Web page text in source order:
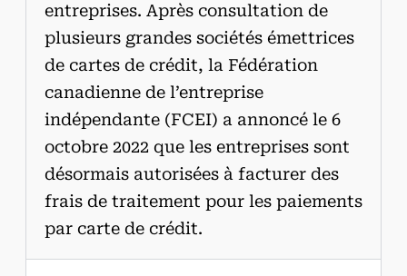
entreprises. Après consultation de
plusieurs grandes sociétés émettrices
de cartes de crédit, la Fédération
canadienne de l’entreprise
indépendante (FCEI) a annoncé le 6
octobre 2022 que les entreprises sont
désormais autorisées à facturer des
frais de traitement pour les paiements
par carte de crédit.